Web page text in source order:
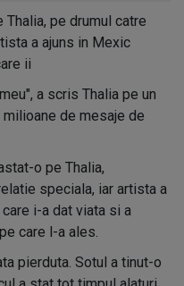
pe drumul catre
a ajuns in Mexic
ii
a scris Thalia pe un
de mesaje de
o pe Thalia,
speciala, iar artista a
i-a dat viata si a
care l-a ales.
pierduta. Sotul a tinut-o